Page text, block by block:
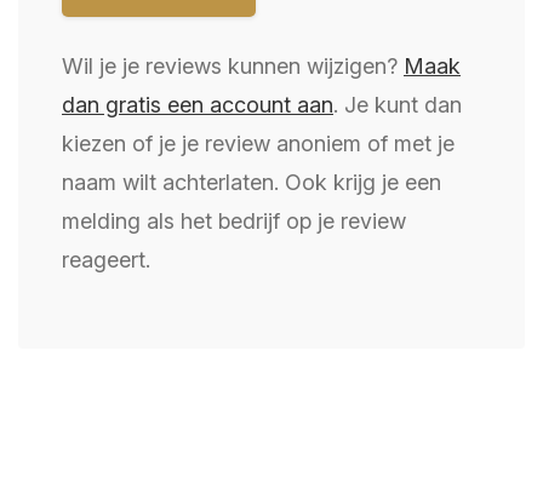
Wil je je reviews kunnen wijzigen? Maak
dan gratis een account aan. Je kunt dan
kiezen of je je review anoniem of met je
naam wilt achterlaten. Ook krijg je een
melding als het bedrijf op je review
reageert.